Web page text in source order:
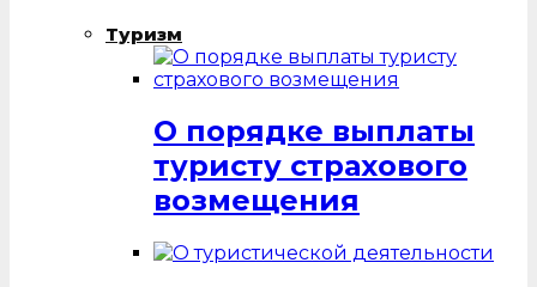
Туризм
О порядке выплаты
туристу страхового
возмещения